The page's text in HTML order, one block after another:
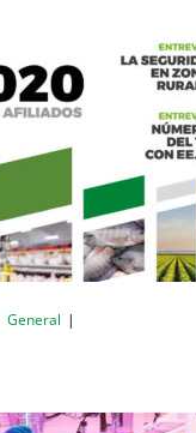
General |